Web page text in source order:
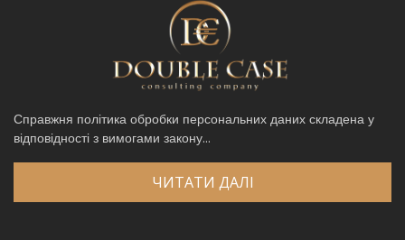
Справжня політика обробки персональних даних складена у
відповідності з вимогами закону...
ЧИТАТИ ДАЛІ